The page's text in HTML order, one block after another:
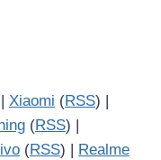
Xiaomi (RSS) |
(RSS) |
(RSS) |
Realme